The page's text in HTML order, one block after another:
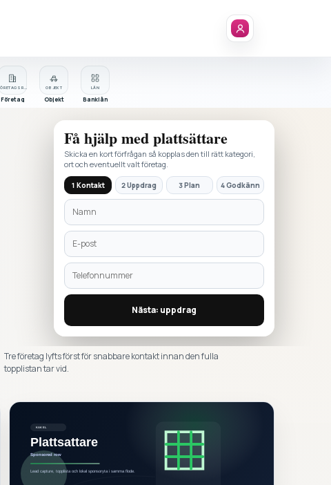
OBJEKT
Objekt
Företag
LÅN
Banklån
Få hjälp medplattsättare
Skicka en kort förfrågan så kopplas den till rätt kategori,
ort och eventuellt valt företag.
1 Kontakt 2 Uppdrag 3 Plan 4 Godkänn
Nästa: uppdrag
Tre företag lyfts först för snabbare kontakt innan den fulla
topplistan tar vid.